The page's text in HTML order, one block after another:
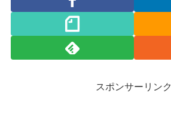
スポンサーリンク